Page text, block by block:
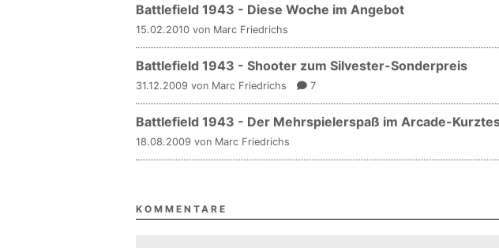
Battlefield 1943 - Diese Woche im Angebot
15.02.2010 von Marc Friedrichs
Battlefield 1943 - Shooter zum Silvester-Sonderpreis
31.12.2009 von Marc Friedrichs 7
Battlefield 1943 - Der Mehrspielerspaß im Arcade-
18.08.2009 von Marc Friedrichs
KOMMENTARE